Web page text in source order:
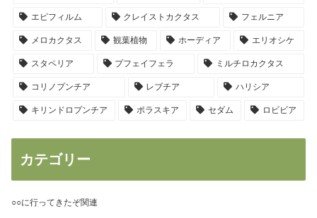
エピフィルム クレイストカクタス フェルニア
メロカクタス 観葉植物 ホーディア エリオシケ
スタペリア プフェイフェラ ミルチロカクタス
コリノプンチア レブチア ハリシア
キリンドロプンチア ポラスキア セダム ロビビア
カテゴリー
○○に行ってきたぞ関連